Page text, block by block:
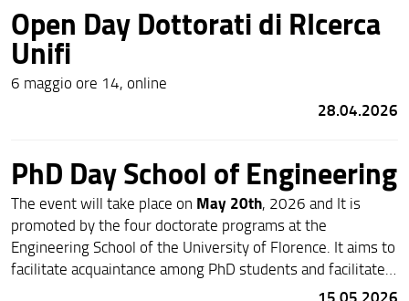
Open Day Dottorati di RIcerca
Unifi
6 maggio ore 14, online
28.04.2026
PhD Day School of Engineering
The event will take place on May 20th, 2026 and It is
promoted by the four doctorate programs at the
Engineering School of the University of Florence. It aims to
facilitate acquaintance among PhD students and facilitate
contamination between knowledge and experiences in
15.05.2026